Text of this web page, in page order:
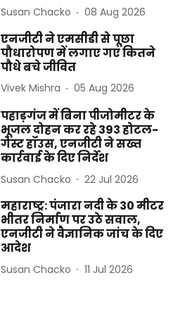
Susan Chacko 08 Aug 2026
एनजीटी ने एमसीडी से पूछा
पौधारोपण में लगाए गए कितने
पौधे बचे जीवित
Vivek Mishra 05 Aug 2026
पहाड़गंज में बिना पीजोमीटर के
भूजल दोहन कर रहे 393 होटल-
गेस्ट हॉउस, एनजीटी ने सख्त
कार्रवाई के दिए निर्देश
Susan Chacko 22 Jul 2026
महाराष्ट्र: पंजारा नदी के 30 मीटर
भीतर निर्माण पर उठे सवाल,
एनजीटी ने वैज्ञानिक जांच के दिए
आदेश
Susan Chacko 11 Jul 2026